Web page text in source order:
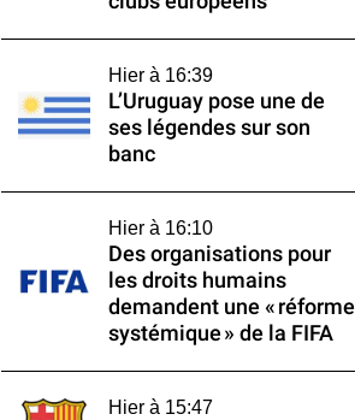
Hier à 16:39
L’Uruguay pose une de
ses légendes sur son
banc
Hier à 16:10
Des organisations pour
les droits humains
demandent une « réforme
systémique » de la FIFA
Hier à 15:47